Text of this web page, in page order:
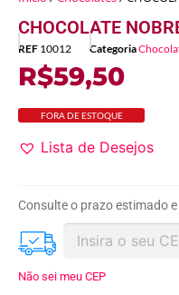
CHOCOLATE
REF 10012 Categoria
R$59,50
FORA DE ESTOQUE
Lista de Desejos
Consulte o prazo estimado
Não sei meu CEP